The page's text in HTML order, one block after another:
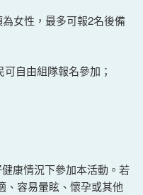
女性，最多可報2名後備
自由組隊報名參加；
康情況下參加本活動。若
、容易暈眩、懷孕或其他